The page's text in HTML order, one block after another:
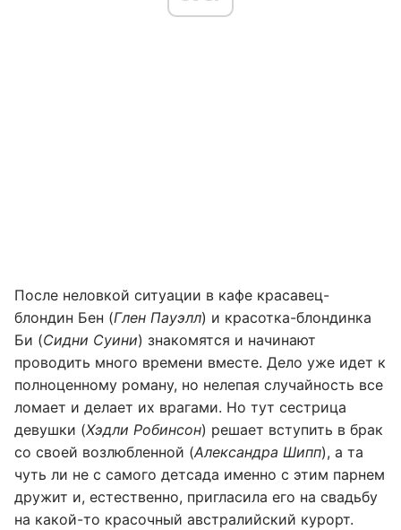
После неловкой ситуации в кафе красавец-
блондин Бен (Глен Пауэлл) и красотка-блондинка
Би (Сидни Суини) знакомятся и начинают
проводить много времени вместе. Дело уже идет к
полноценному роману, но нелепая случайность все
ломает и делает их врагами. Но тут сестрица
девушки (Хэдли Робинсон) решает вступить в брак
со своей возлюбленной (Александра Шипп), а та
чуть ли не с самого детсада именно с этим парнем
дружит и, естественно, пригласила его на свадьбу
на какой-то красочный австралийский курорт.